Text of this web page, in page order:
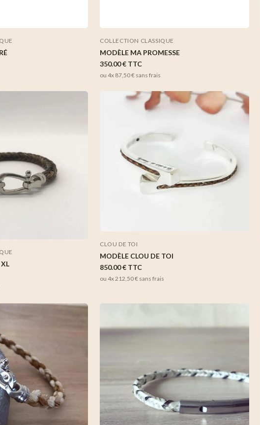
COLLECTION CLASSIQUE
MODÈLE MA PROMESSE
350.00 € TTC
ou 4x 87,50 € sans frais
CLOU DE TOI
MODÈLE CLOU DE TOI
850.00 € TTC
ou 4x212,50 € sans frais